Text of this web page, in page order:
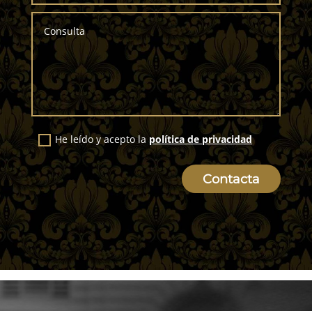
He leído y acepto lapolítica de privacidad
Contacta